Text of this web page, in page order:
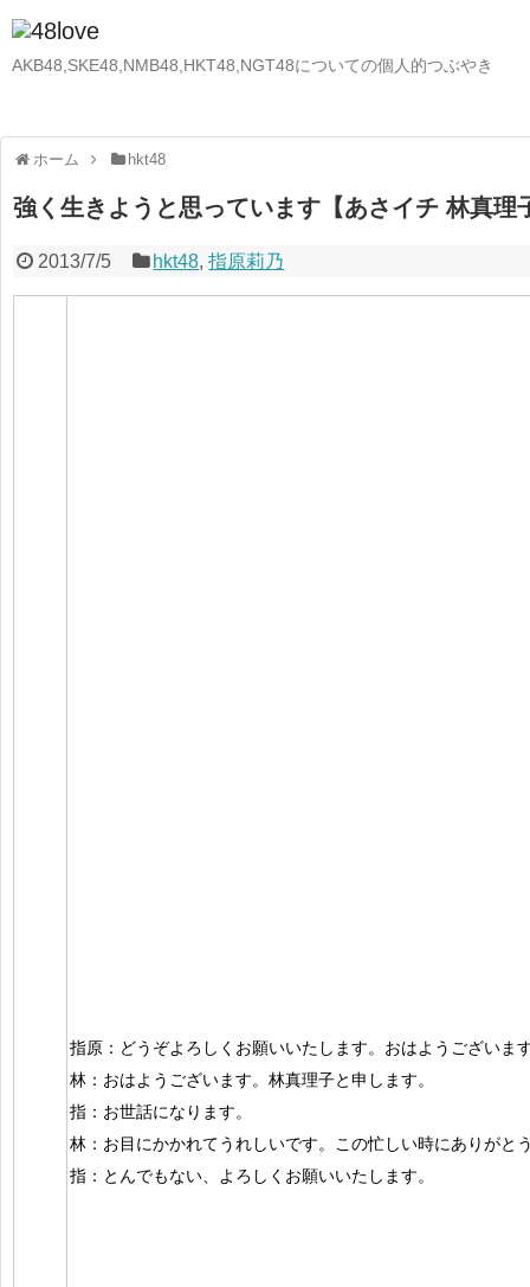
AKB48,SKE48,NMB48,HKT48,NGT48についての個人的つぶやき
ホーム hkt48
強く生きようと思っています【あさイチ 林真理
2013/7/5 hkt48,指原莉乃
指原：どうぞよろしくお願いいたします。おはようございま
林：おはようございます。林真理子と申します。
指：お世話になります。
林：お目にかかれてうれしいです。この忙しい時にありがと
指：とんでもない、よろしくお願いいたします。